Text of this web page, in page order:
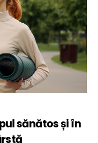
sănătos și în